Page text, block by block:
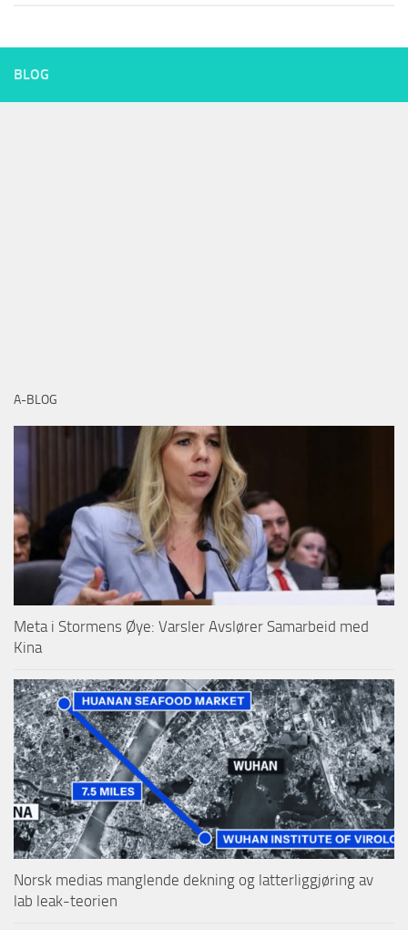
BLOG
A-BLOG
Meta i Stormens Øye: Varsler Avslører Samarbeid med
Kina
Norsk medias manglende dekning og latterliggjøring av
lab leak-teorien